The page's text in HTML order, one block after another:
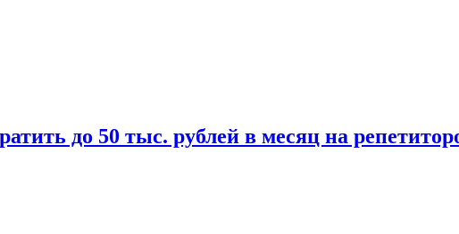
до 50 тыс. рублей в месяц на